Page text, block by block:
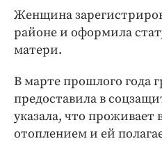
Происшествия
Спорт
ПРОЕКТЫ
Блоги
Издания
Женщина
районе и оформила
матери.
В марте прошлого года
предоставила в
указала, что проживает
отоплением и ей